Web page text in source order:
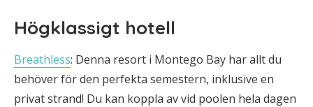
Högklassigt hotell
Breathless: Denna resort i Montego Bay har allt du
behöver för den perfekta semestern, inklusive en
privat strand! Du kan koppla av vid poolen hela dagen